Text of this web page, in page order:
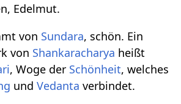
Edelmut.
von Sundara, schön. Ein
von Shankaracharya heißt
, Woge der Schönheit, welches
undVedanta verbindet.